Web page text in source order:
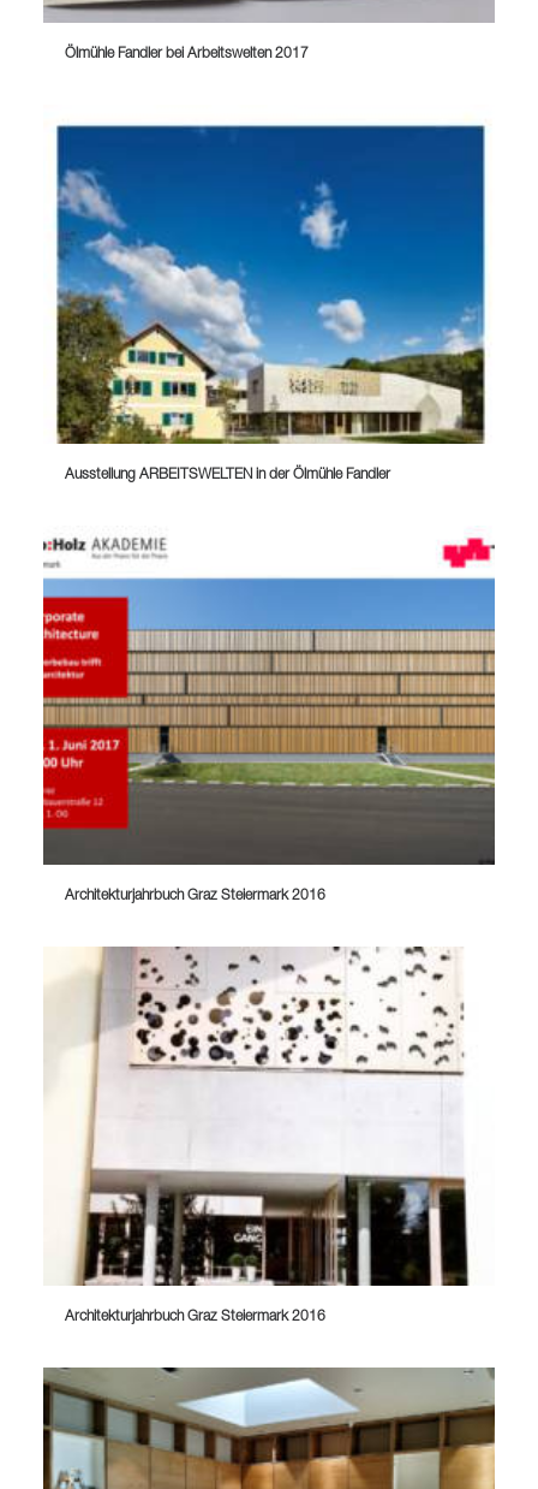
Ölmühle Fandler bei Arbeitswelten 2017
Ausstellung ARBEITSWELTEN in der Ölmühle Fandler
Architekturjahrbuch Graz Steiermark 2016
Architekturjahrbuch Graz Steiermark 2016